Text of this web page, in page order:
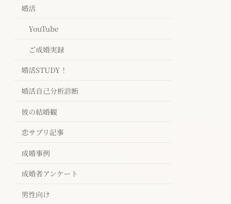
婚活
YouTube
ご成婚実録
婚活STUDY！
婚活自己分析診断
彼の結婚観
恋サプリ記事
成婚事例
成婚者アンケート
男性向け